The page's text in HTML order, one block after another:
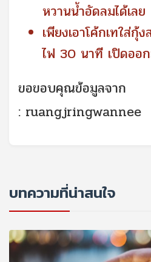
หวานน้ำอัดลมได้เลย
เพียงเอาโค้กเทใส่กุ้
ไฟ 30 นาที เปิดออ
ขอขอบคุณข้อมูลจาก
: ruangjringwannee
บทความที่น่าสนใจ